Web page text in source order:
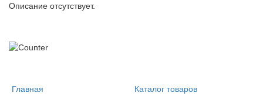
Описание отсутствует.
Главная Каталог товаров